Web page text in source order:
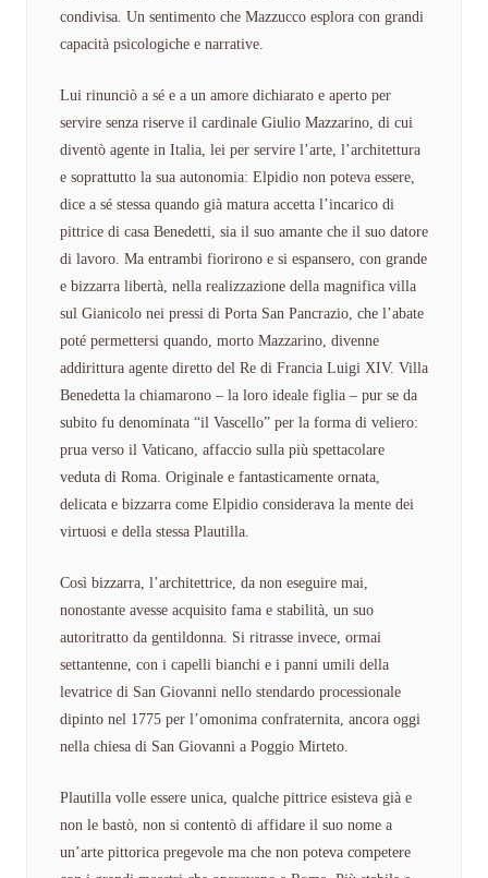
condivisa. Un sentimento che Mazzucco esplora con grandi
capacità psicologiche e narrative.
Lui rinunciò a sé e a un amore dichiarato e aperto per
servire senza riserve il cardinale Giulio Mazzarino, di cui
diventò agente in Italia, lei per servire l’arte, l’architettura
e soprattutto la sua autonomia: Elpidio non poteva essere,
dice a sé stessa quando già matura accetta l’incarico di
pittrice di casa Benedetti, sia il suo amante che il suo datore
di lavoro. Ma entrambi fiorirono e si espansero, con grande
e bizzarra libertà, nella realizzazione della magnifica villa
sul Gianicolo nei pressi di Porta San Pancrazio, che l’abate
poté permettersi quando, morto Mazzarino, divenne
addirittura agente diretto del Re di Francia Luigi XIV. Villa
Benedetta la chiamarono – la loro ideale figlia – pur se da
subito fu denominata “il Vascello” per la forma di veliero:
prua verso il Vaticano, affaccio sulla più spettacolare
veduta di Roma. Originale e fantasticamente ornata,
delicata e bizzarra come Elpidio considerava la mente dei
virtuosi e della stessa Plautilla.
Così bizzarra, l’architettrice, da non eseguire mai,
nonostante avesse acquisito fama e stabilità, un suo
autoritratto da gentildonna. Si ritrasse invece, ormai
settantenne, con i capelli bianchi e i panni umili della
levatrice di San Giovanni nello stendardo processionale
dipinto nel 1775 per l’omonima confraternita, ancora oggi
nella chiesa di San Giovanni a Poggio Mirteto.
Plautilla volle essere unica, qualche pittrice esisteva già e
non le bastò, non si contentò di affidare il suo nome a
un’arte pittorica pregevole ma che non poteva competere